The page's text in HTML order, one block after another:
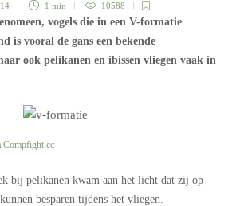
1 min 10588
vogels die in een V-formatie
is vooral de gans een bekende
ook pelikanen en ibissen vliegen vaak in
Compfight cc
bij pelikanen kwam aan het licht dat zij op
besparen tijdens het vliegen.